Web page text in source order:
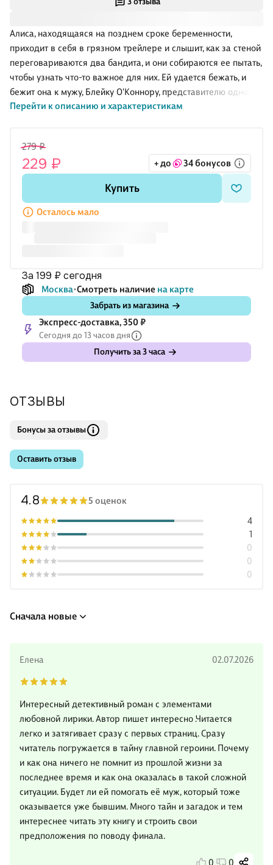
Алиса, находящаяся на позднем сроке беременности,
приходит в себя в грязном трейлере и слышит, как за стеной
переговариваются два бандита, и они собираются ее пытать,
чтобы узнать что-то важное для них. Ей удается бежать, и
бежит она к мужу, Блейку О'Коннору, представителю одной
из богатейших семей в Техасе и сотруднику полиции. Но
от нее преступникам. Узнав о похищении бывшей жены,
Блейк решает ей помочь, но в его прошлом тоже есть тайна:
много лет назад неизвестные похитили его маленькую
Перейти к описанию и характеристикам
279 ₽
229 ₽ + до 34 бонусов
Купить
Осталось мало
за 199 ₽ сегодня
Москва Смотреть наличие на карте
Забрать из магазина
Экспресс-доставка, 350 ₽
Сегодня до 13 часов дня
Получить за 3 часа
ОТЗЫВЫ
Бонусы за отзывы
Оставить отзыв
4.8 5 оценок
0
0
0
1
4
Сначала новые
Елена 02.07.2026
Интересный детективный роман с элементами
любовной лирики. Автор пишет интересно .Читается
легко и затягивает сразу с первых страниц. Сразу
читатель погружается в тайну главной героини. Почему
и как она ничего не помнит из прошлой жизни за
последнее время и как она оказалась в такой сложной
ситуации. Будет ли ей помогать её муж, который тоже
оказывается уже бывшим. Много тайн и загадок и тем
интереснее читать эту книгу и строить свои
предположения по поводу финала.
0 0